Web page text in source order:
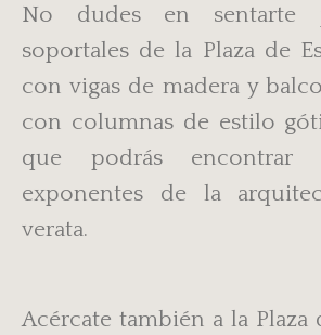
No dudes en
soportales de la Plaza de
con vigas de madera y
con columnas de estilo
que podrás encontrar
exponentes de la
verata.
Acércate también a la Plaza